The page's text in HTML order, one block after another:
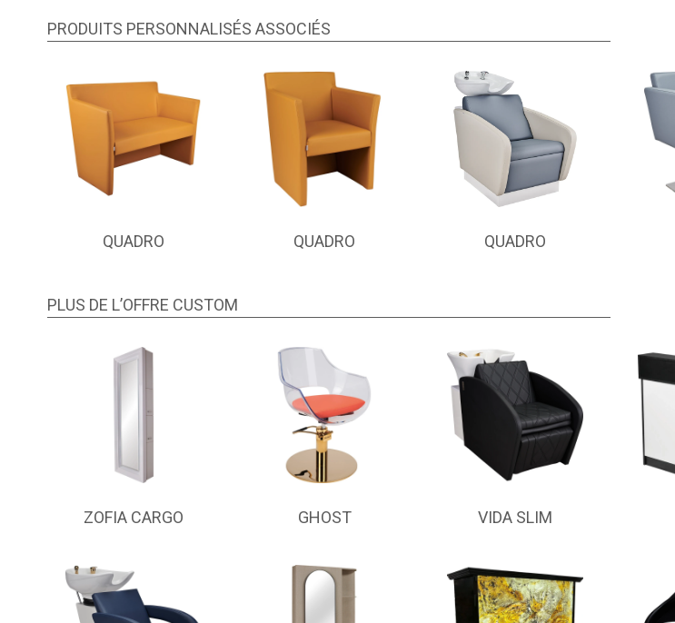
PRODUITS PERSONNALISÉS ASSOCIÉS
QUADRO QUADRO QUADRO
PLUS DE L’OFFRE CUSTOM
ZOFIA CARGO GHOST VIDA SLIM